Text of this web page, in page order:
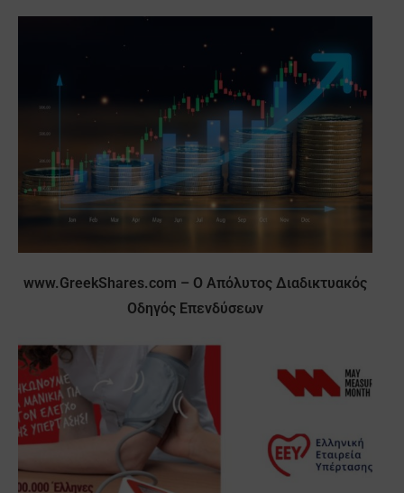
www.GreekShares.com – O Απόλυτος Διαδικτυακός
Οδηγός Επενδύσεων